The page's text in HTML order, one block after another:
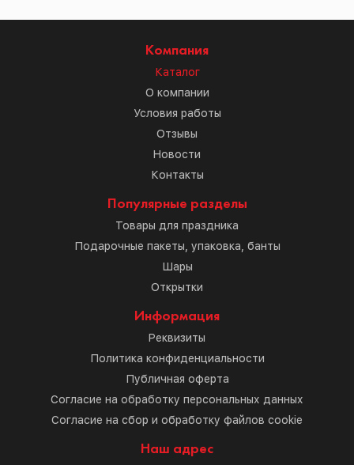
Компания
Каталог
О компании
Условия работы
Отзывы
Новости
Контакты
Популярные разделы
Товары для праздника
Подарочные пакеты, упаковка, банты
Шары
Открытки
Информация
Реквизиты
Политика конфиденциальности
Публичная оферта
Согласие на обработку персональных данных
Согласие на сбор и обработку файлов cookie
Наш адрес